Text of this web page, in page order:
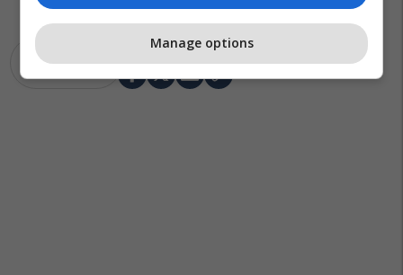
Eurobasket 2017
Manage options